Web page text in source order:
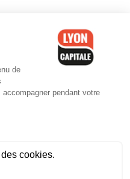
-CGV-Politique de